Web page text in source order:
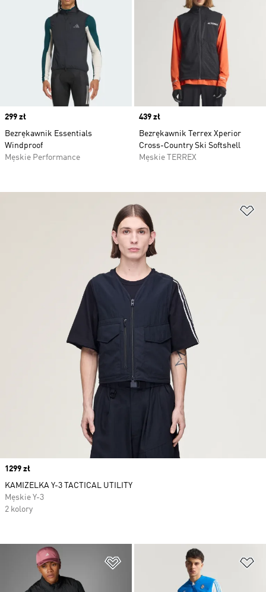
Price
299 zł
Bezrękawnik Essentials
Windproof
Męskie Performance
Price
439 zł
Bezrękawnik Terrex Xperior
Cross-Country Ski Softshell
Męskie TERREX
Dodaj do listy życzeń
Price
1299 zł
KAMIZELKA Y-3 TACTICAL UTILITY
Męskie Y-3
2 kolory